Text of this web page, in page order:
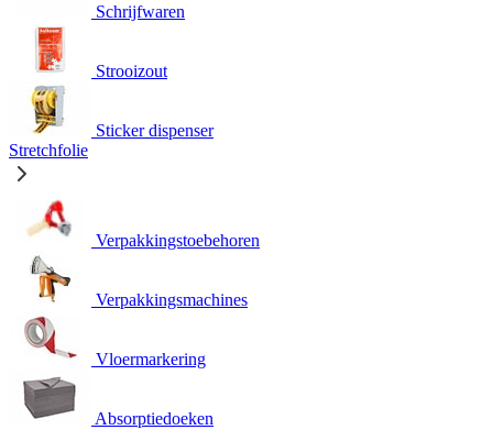
Schrijfwaren
Strooizout
Sticker dispenser
Stretchfolie
Verpakkingstoebehoren
Verpakkingsmachines
Vloermarkering
Absorptiedoeken